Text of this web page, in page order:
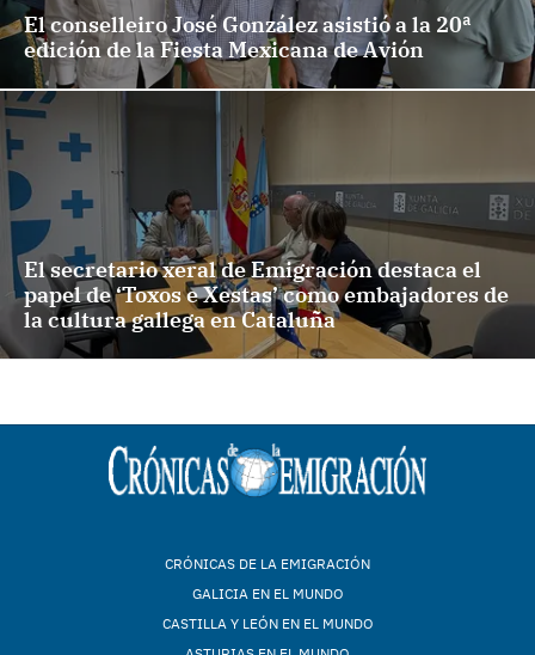
El conselleiro José González asistió a la 20ª
edición de la Fiesta Mexicana de Avión
El secretario xeral de Emigración destaca el
papel de ‘Toxos e Xestas’ como embajadores de
la cultura gallega en Cataluña
CRÓNICAS DE LA EMIGRACIÓN
GALICIA EN EL MUNDO
CASTILLA Y LEÓN EN EL MUNDO